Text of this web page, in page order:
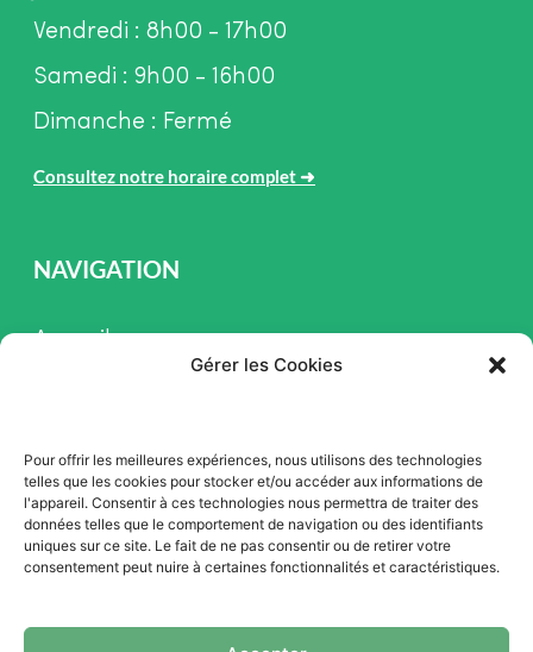
Gérer les Cookies
Pour offrir les meilleures expériences, nous utilisons des technologies
telles que les cookies pour stocker et/ou accéder aux informations de
l'appareil. Consentir à ces technologies nous permettra de traiter des
données telles que le comportement de navigation ou des identifiants
uniques sur ce site. Le fait de ne pas consentir ou de retirer votre
consentement peut nuire à certaines fonctionnalités et caractéristiques.
Vendredi : 8h00 - 17h00
Samedi : 9h00 - 16h00
Dimanche : Fermé
Consultez notre horaire complet ➜
NAVIGATION
Accueil
Promotion
Blogue
Nous contacter